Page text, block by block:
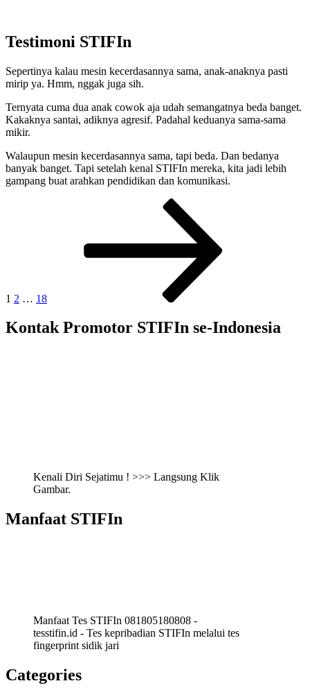
Testimoni STIFIn
Sepertinya kalau mesin kecerdasannya sama, anak-anaknya pasti
mirip ya. Hmm, nggak juga sih.
Ternyata cuma dua anak cowok aja udah semangatnya beda banget.
Kakaknya santai, adiknya agresif. Padahal keduanya sama-sama
mikir.
Walaupun mesin kecerdasannya sama, tapi beda. Dan bedanya
banyak banget. Tapi setelah kenal STIFIn mereka, kita jadi lebih
gampang buat arahkan pendidikan dan komunikasi.
1 2 … 18
Kontak Promotor STIFIn se-Indonesia
Kenali Diri Sejatimu ! >>> Langsung Klik
Gambar.
Manfaat STIFIn
Manfaat Tes STIFIn 081805180808 -
tesstifin.id - Tes kepribadian STIFIn melalui tes
fingerprint sidik jari
Categories